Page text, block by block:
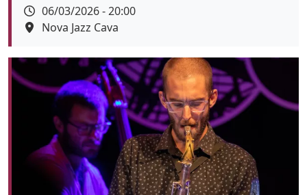
Data
06/03/2026 - 20:00
Espai
Nova Jazz Cava